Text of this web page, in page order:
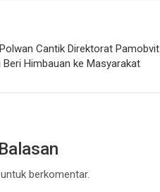
Cantik Direktorat Pamobvit
Himbauan ke Masyarakat
untuk berkomentar.